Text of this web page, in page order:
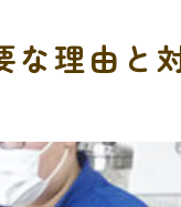
な理由と